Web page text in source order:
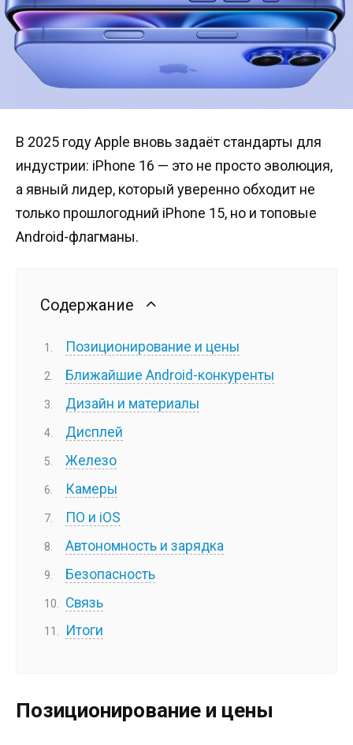
В 2025 году Apple вновь задаёт стандарты для
индустрии: iPhone 16 — это не просто эволюция,
а явный лидер, который уверенно обходит не
только прошлогодний iPhone 15, но и топовые
Android-флагманы.
Содержание
Позиционирование и цены
Ближайшие Android-конкуренты
Дизайн и материалы
Дисплей
Железо
Камеры
ПО и iOS
Автономность и зарядка
Безопасность
Связь
Итоги
Позиционирование и цены